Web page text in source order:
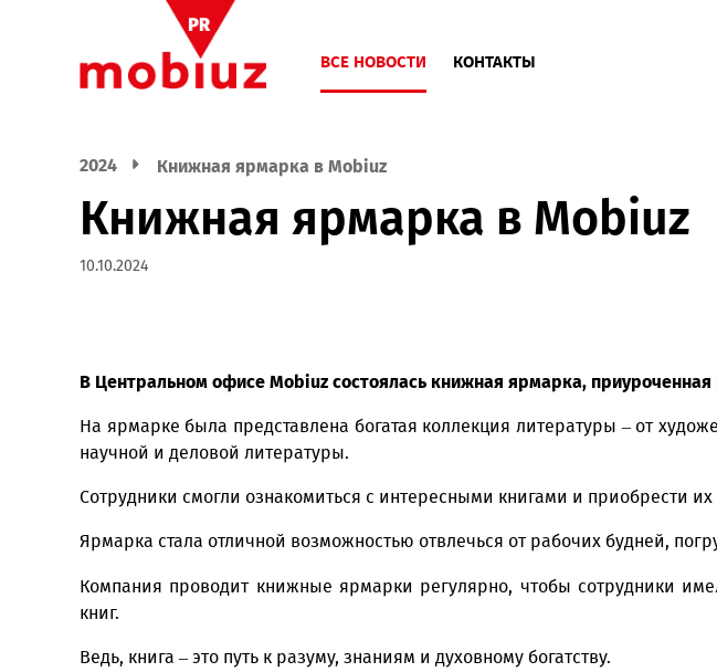
ВСЕ НОВОСТИ КОНТАКТЫ
Книжная ярмарка в Mobiuz
Книжная ярмарка в
В Центральном офисеMobiuz состоялась книжная ярмарка,
научной и деловой литературы.
Сотрудники смогли ознакомиться с интересными книгами и
Ярмарка стала отличной возможностью отвлечься от рабочих
Компания проводит книжные ярмарки регулярно, чтобы